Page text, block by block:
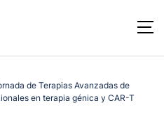
de Terapias Avanzadas de
en terapia génica y CAR-T